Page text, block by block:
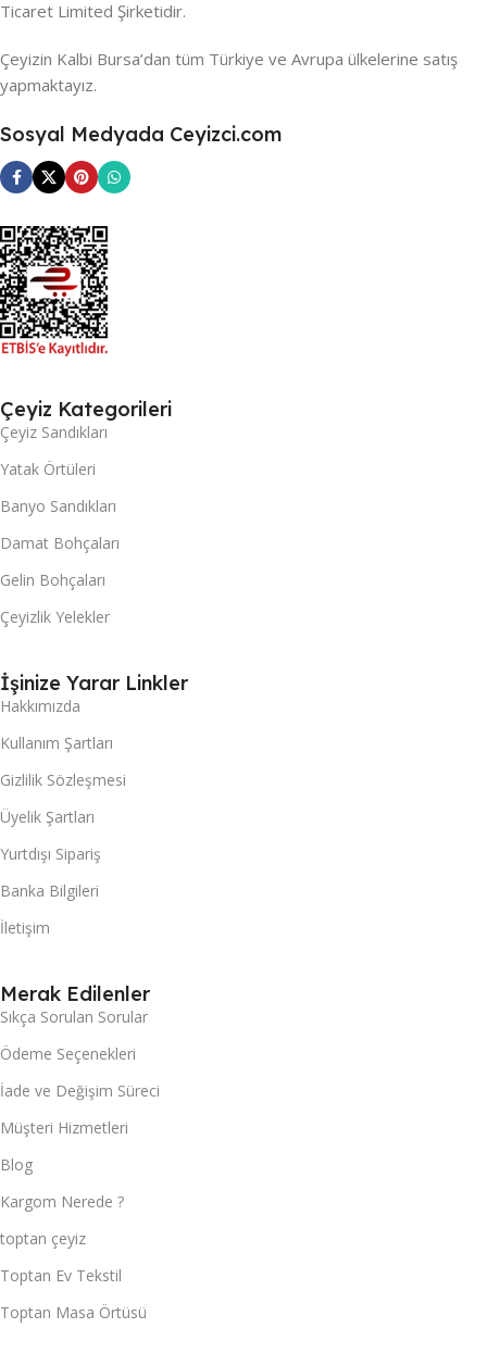
Ticaret Limited Şirketidir.
Çeyizin Kalbi Bursa’dan tüm Türkiye ve Avrupa ülkelerine satış
yapmaktayız.
Sosyal Medyada Ceyizci.com
Çeyiz Kategorileri
Çeyiz Sandıkları
Yatak Örtüleri
Banyo Sandıkları
Damat Bohçaları
Gelin Bohçaları
Çeyizlik Yelekler
İşinize Yarar Linkler
Hakkımızda
Kullanım Şartları
Gizlilik Sözleşmesi
Üyelik Şartları
Yurtdışı Sipariş
Banka Bilgileri
İletişim
Merak Edilenler
Sıkça Sorulan Sorular
Ödeme Seçenekleri
İade ve Değişim Süreci
Müşteri Hizmetleri
Blog
Kargom Nerede ?
toptan çeyiz
Toptan Ev Tekstil
Toptan Masa Örtüsü